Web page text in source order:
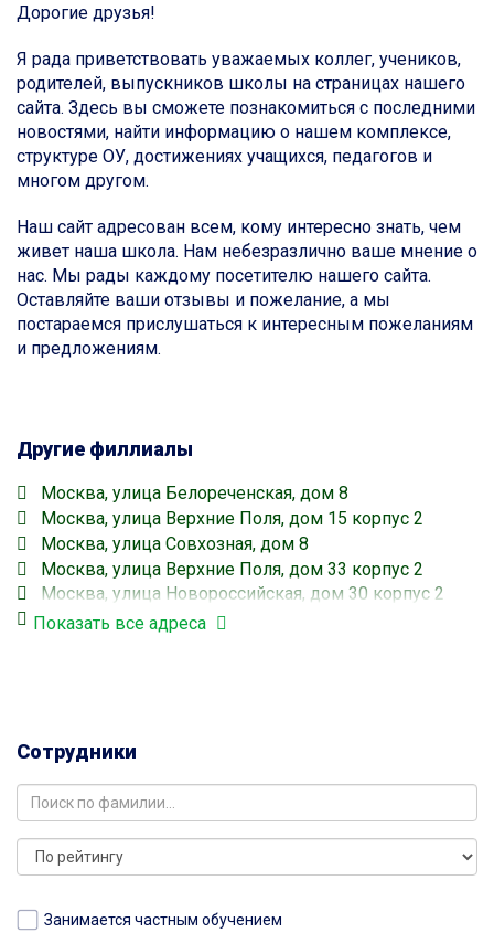
Дорогие друзья!
Я рада приветствовать уважаемых коллег, учеников,
родителей, выпускников школы на страницах нашего
сайта. Здесь вы сможете познакомиться с последними
новостями, найти информацию о нашем комплексе,
структуре ОУ, достижениях учащихся, педагогов и
многом другом.
Наш сайт адресован всем, кому интересно знать, чем
живет наша школа. Нам небезразлично ваше мнение о
нас. Мы рады каждому посетителю нашего сайта.
Оставляйте ваши отзывы и пожелание, а мы
постараемся прислушаться к интересным пожеланиям
и предложениям.
Другие филлиалы
Москва, улица Белореченская, дом 8
Москва, улица Верхние Поля, дом 15 корпус 2
Москва, улица Совхозная, дом 8
Москва, улица Верхние Поля, дом 33 корпус 2
Москва, улица Новороссийская, дом 30 корпус 2
Москва, улица Белореченская, дом 10 корпус 2
Москва, улица Марьинский Парк, дом 43
Люблино
Москва, улица Марьинский Парк, дом 37
Люблино
Москва, улица Маршала Кожедуба, дом 6 корпус 2
Люблино
Люблино
Показать все адреса
Сотрудники
Занимается частным обучением